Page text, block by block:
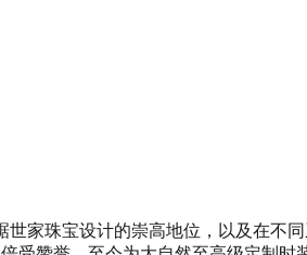
家珠宝设计的崇高地位，以及在不